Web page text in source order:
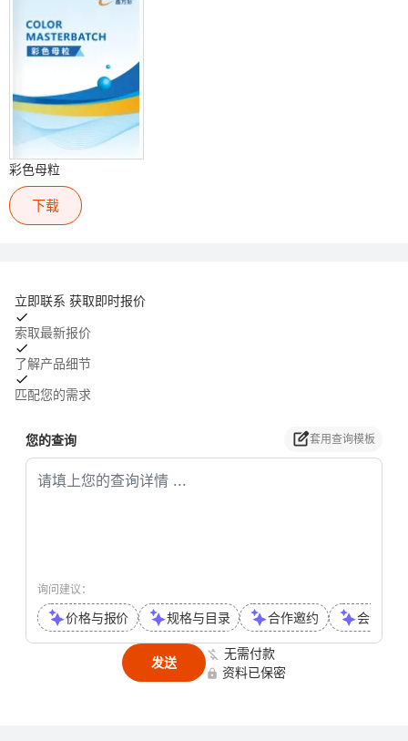
彩色母粒
下载
立即联系 获取即时报价
索取最新报价
了解产品细节
匹配您的需求
您的查询 套用查询模板
询问建议：
价格与报价 规格与目录 合作邀约 会议或
发送
无需付款
资料已保密